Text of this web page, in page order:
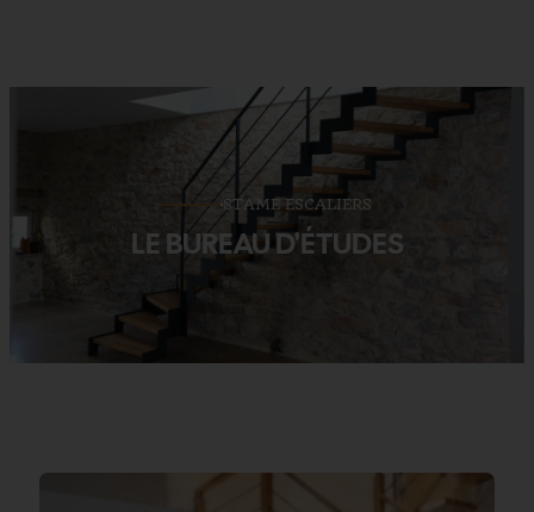
STAME ESCALIERS
LE BUREAU D'ÉTUDES